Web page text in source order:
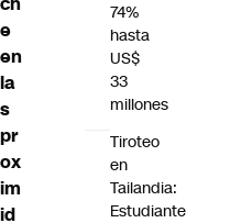
e
en
la
s
pr
ox
im
id
74%
hasta
US$
33
millones
Tiroteo
en
Tailandia:
Estudiante